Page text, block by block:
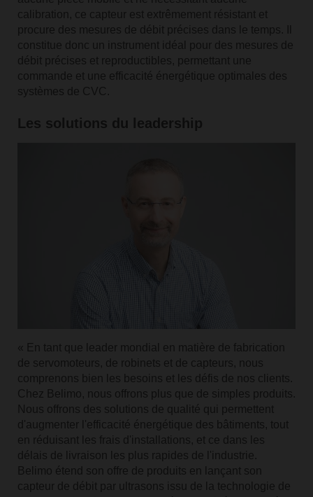
calibration, ce capteur est extrêmement résistant et
procure des mesures de débit précises dans le temps. Il
constitue donc un instrument idéal pour des mesures de
débit précises et reproductibles, permettant une
commande et une efficacité énergétique optimales des
systèmes de CVC.
Les solutions du leadership
« En tant que leader mondial en matière de fabrication
de servomoteurs, de robinets et de capteurs, nous
comprenons bien les besoins et les défis de nos clients.
Chez Belimo, nous offrons plus que de simples produits.
Nous offrons des solutions de qualité qui permettent
d'augmenter l'efficacité énergétique des bâtiments, tout
en réduisant les frais d'installations, et ce dans les
délais de livraison les plus rapides de l'industrie.
Belimo étend son offre de produits en lançant son
capteur de débit par ultrasons issu de la technologie de